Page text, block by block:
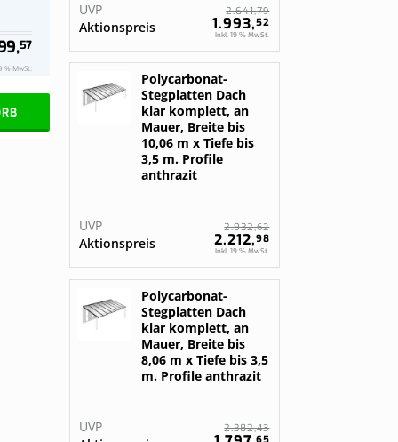
57
% MwSt.
Aktionspreis 1.993,52
UVP 2.641,79
Inkl. 19 % MwSt.
Polycarbonat-
Stegplatten Dach
klar komplett, an
Mauer, Breite bis
10,06 m x Tiefe bis
3,5 m. Profile
anthrazit
Aktionspreis 2.212,98
UVP 2.932,62
Inkl. 19 % MwSt.
Polycarbonat-
Stegplatten Dach
klar komplett, an
Mauer, Breite bis
8,06 m x Tiefe bis 3,5
m. Profile anthrazit
UVP 2.382,43